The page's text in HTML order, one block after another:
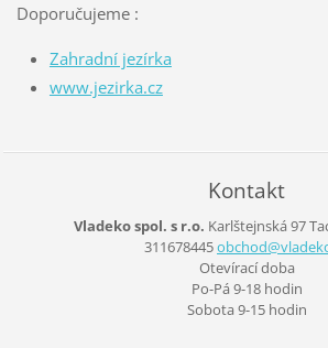
Doporučujeme :
Zahradní jezírka
www.jezirka.cz
Kontakt
Vladeko spol. s r.o. Karlštejnská 97
311678445obchod@v
Otevírací doba
Po-Pá 9-18 hodin
Sobota 9-15 hodin